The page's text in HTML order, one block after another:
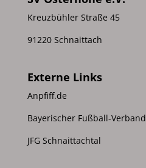
Kreuzbühler Straße 45
91220 Schnaittach
Externe Links
Anpfiff.de
Bayerischer Fußball-Verband
JFG Schnaittachtal